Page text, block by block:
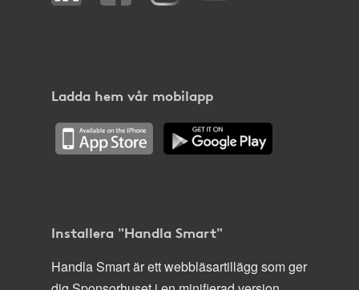
Ladda hem vår mobilapp
Installera "Handla Smart"
Handla Smart är ett webbläsartillägg som ger